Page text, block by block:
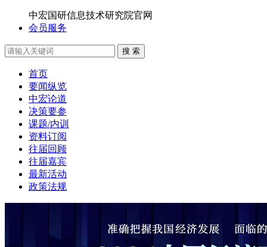
中宏国研信息技术研究院官网
会员服务
搜 索
首页
要闻纵览
中宏论道
决策要参
课题/内训
资料订阅
往届回顾
往届嘉宾
最新活动
政策法规